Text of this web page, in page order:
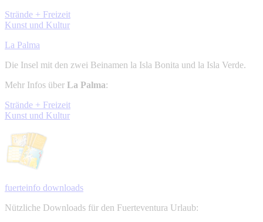
Strände + Freizeit
Kunst und Kultur
La Palma
Die Insel mit den zwei Beinamen la Isla Bonita und la Isla Verde.
Mehr Infos über La Palma:
Strände + Freizeit
Kunst und Kultur
fuerteinfo downloads
Nützliche Downloads für den Fuerteventura Urlaub: